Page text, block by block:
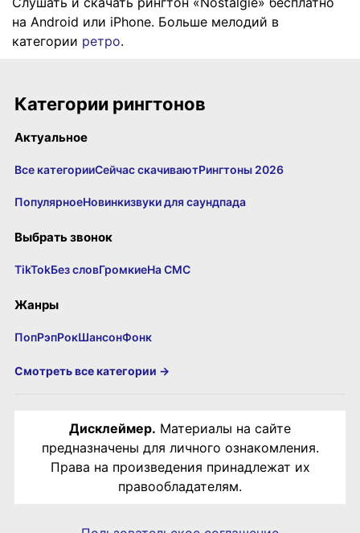
на Android или iPhone. Больше мелодий в
категории ретро.
Категории рингтонов
Актуальное
Все категорииСейчас скачиваютРингтоны 2026
ПопулярноеНовинкизвуки для саундпада
Выбрать звонок
TikTokБез словГромкиеНа СМС
Жанры
ПопРэпРокШансонФонк
Смотреть все категории →
Дисклеймер. Материалы на сайте
предназначены для личного ознакомления.
Права на произведения принадлежат их
правообладателям.